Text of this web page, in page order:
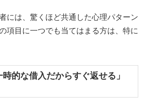
には、驚くほど共通した心理パターン
項目に一つでも当てはまる方は、特に
的な借入だからすぐ返せる」